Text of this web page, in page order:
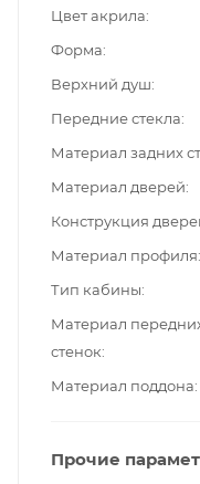
Цвет акрила
Форма
Верхний душ
Передние стекла
Материал задних
Материал дверей
Конструкция
Материал профиля
Тип кабины
Материал
стенок
Материал поддона
Прочие